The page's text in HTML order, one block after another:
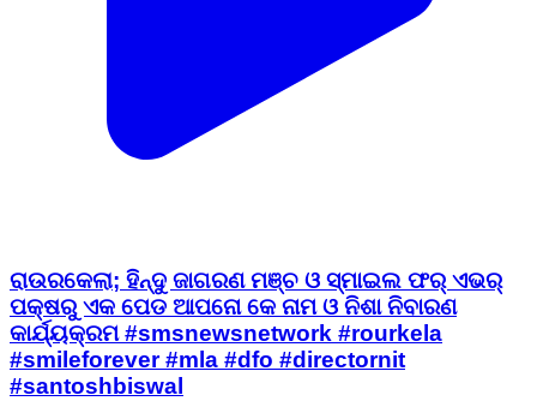
ରାଉରକେଲା; ହିନ୍ଦୁ ଜାଗରଣ ମଞ୍ଚ ଓ ସ୍ମାଇଲ ଫର୍ ଏଭର୍
ପକ୍ଷରୁ ଏକ ପେଡ ଆପନୋ କେ ନାମ ଓ ନିଶା ନିବାରଣ
କାର୍ଯ୍ୟକ୍ରମ #smsnewsnetwork #rourkela
#smileforever #mla #dfo #directornit
#santoshbiswal